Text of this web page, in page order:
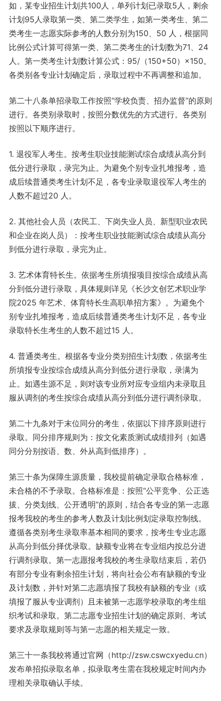
如，某专业招生计划共100人，单列计划已录取5人，剩余
计划95人录取第一类、第二类学生，如第一类考生、第二
类考生一志愿实际参考的人数分别为150、50 人，根据同
比例公式计算可得第一类、第二类考生的计划数为71、24
人。第一类考生计划数计算公式：95/（150+50）×150。
各类别各专业计划确定后，录取过程中不再调整和追加。
第二十八条单招录取工作按照“学校负责、招办监督”的原则
进行。各类别录取时，按照分数优先的方式进行。各类别
按照以下顺序进行。
1. 退役军人考生。按考生职业技能测试综合成绩从高分到
低分进行录取，录完为止。为避免个别专业扎堆报考，造
成后续普通类考生计划不足，各专业录取退役军人考生的
人数不超过20 人。
2. 其他社会人员（农民工、下岗失业人员、新型职业农民
和企业在岗人员）：按考生职业技能测试综合成绩从高分
到低分进行录取，录完为止。
3. 艺术体育特长生。依据考生所填报项目按综合成绩从高
分到低分进行录取，具体规则详见《长沙文创艺术职业学
院2025 年艺术、体育特长生高职单招方案》。为避免个
别专业扎堆报考，造成后续普通类考生计划不足，各专业
录取特长生考生的人数不超过15 人。
4. 普通类考生。根据各专业分类别招生计划数，依据考生
所填报专业按综合成绩从高分到低分进行录取，录满为
止。如遇生源不足，则对该专业所对应专业组内未录取且
服从调剂的考生按综合成绩从高分到低分进行调剂录取。
第二十九条对于末位同分的考生，依据以下排序原则进行
录取。同分排序规则为：按文化素质测试成绩排列（如遇
同分分别按语、数、外从高到低排序）。
第三十条为保障生源质量，我校提前确定录取合格标准，
未合格的不予录取。合格标准是：按照“公平竞争、公正选
拔、分类划线、公开透明”的原则，结合各专业的第一志愿
报考我校的考生的参考人数及计划比例划定录取控制线。
遵循各类别考生录取率基本相同的要求，按考生专业志愿
从高分到低分择优录取。缺额专业将在专业组内按总分进
行调剂录取。第一志愿报考我校的考生录取结束后，若仍
有部分专业有剩余招生计划，将向社会公布有缺额的专业
及计划数，并针对第二志愿填报了我校有缺额的专业（或
填报了服从专业调剂）且未被第一志愿学校录取的考生组
织考试和录取。第二志愿专业招生计划的确定原则、考试
要求及录取规则等与第一志愿的相关规定一致。
第三十一条我校将通过官网（http://zsw.cswcxyedu.cn）
发布单招拟录取名单，拟录取考生需在我校规定时间内办
理相关录取确认手续。